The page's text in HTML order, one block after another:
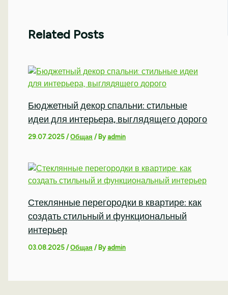
Related Posts
Бюджетный декор спальни: стильные
идеи для интерьера, выглядящего дорого
29.07.2025/Общая / Byadmin
Стеклянные перегородки в квартире: как
создать стильный и функциональный
интерьер
03.08.2025/Общая / Byadmin